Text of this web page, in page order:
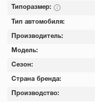
Типоразмер:
Тип автомобиля:
Производитель:
Модель:
Сезон:
Страна бренда:
Производство: